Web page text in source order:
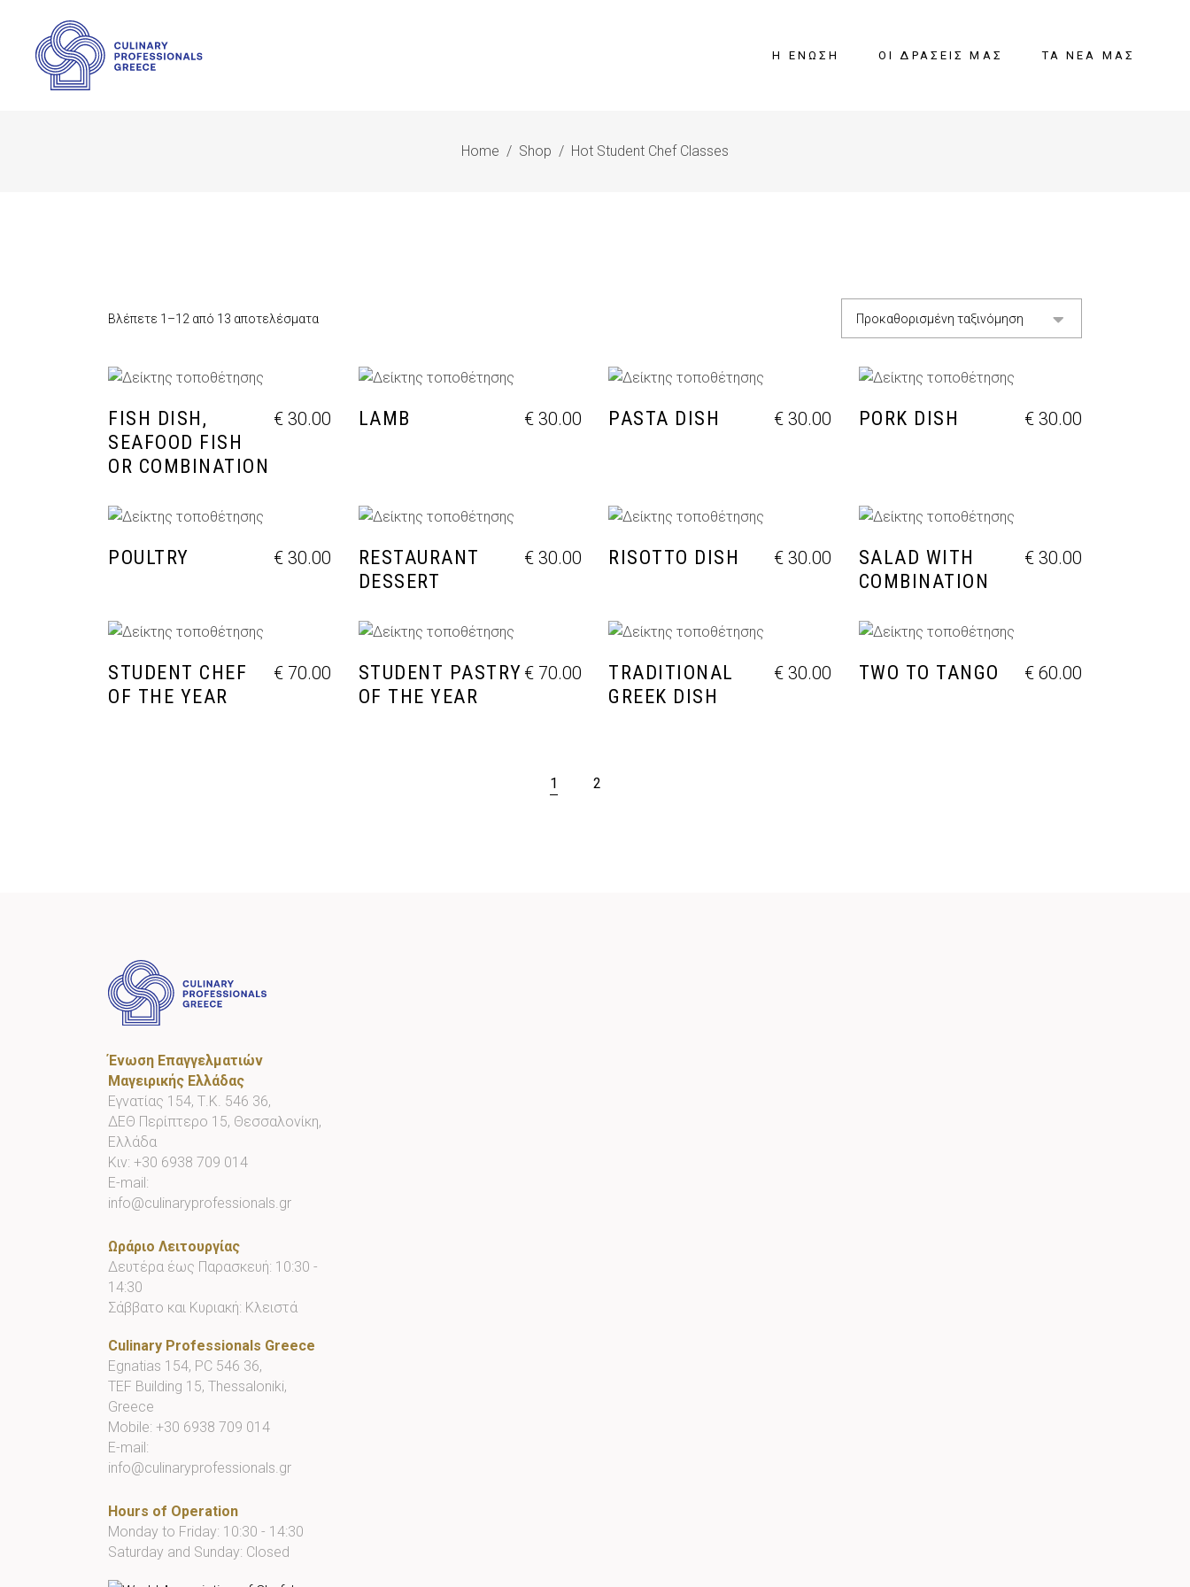
Η ΈΝΩΣΗ ΟΙ ΔΡΆΣΕΙΣ ΜΑΣ ΤΑ ΝΈΑ ΜΑΣ
Home / Shop / Hot Student Chef Classes
Βλέπετε 1–12 από 13 αποτελέσματα Προκαθορισμένη ταξινόμηση
ΠΡΟΣΘΉΚΗ ΣΤΟ ΚΑΛΆΘΙ
FISH DISH,
SEAFOOD FISH
OR COMBINATION
€ 30.00
ΠΡΟΣΘΉΚΗ ΣΤΟ ΚΑΛΆΘΙ
LAMB €30.00
ΠΡΟΣΘΉΚΗ ΣΤΟ ΚΑΛΆΘΙ
PASTA DISH € 30.00
ΠΡΟΣΘΉΚΗ ΣΤΟ ΚΑΛΆΘΙ
PORK DISH €30.00
ΠΡΟΣΘΉΚΗ ΣΤΟ ΚΑΛΆΘΙ
POULTRY € 30.00
ΠΡΟΣΘΉΚΗ ΣΤΟ ΚΑΛΆΘΙ
RESTAURANT
DESSERT
€30.00
ΠΡΟΣΘΉΚΗ ΣΤΟ ΚΑΛΆΘΙ
RISOTTO DISH € 30.00
ΠΡΟΣΘΉΚΗ ΣΤΟ ΚΑΛΆΘΙ
SALAD WITH
COMBINATION
€30.00
ΠΡΟΣΘΉΚΗ ΣΤΟ ΚΑΛΆΘΙ
STUDENT CHEF
OF THE YEAR
€ 70.00
ΠΡΟΣΘΉΚΗ ΣΤΟ ΚΑΛΆΘΙ
STUDENT PASTRY
OF THE YEAR
€70.00
ΠΡΟΣΘΉΚΗ ΣΤΟ ΚΑΛΆΘΙ
TRADITIONAL
GREEK DISH
€ 30.00
ΠΡΟΣΘΉΚΗ ΣΤΟ ΚΑΛΆΘΙ
TWO TO TANGO €60.00
1 2
Ένωση Επαγγελματιών
Μαγειρικής Ελλάδας
Εγνατίας 154, Τ.Κ. 546 36,
ΔΕΘ Περίπτερο 15, Θεσσαλονίκη,
Ελλάδα
Κιν: +30 6938 709 014
E-mail:
info@culinaryprofessionals.gr
Ωράριο Λειτουργίας
Δευτέρα έως Παρασκευή: 10:30 -
14:30
Σάββατο και Κυριακή: Κλειστά
Culinary Professionals Greece
Egnatias 154, PC 546 36,
TEF Building 15, Thessaloniki,
Greece
Mobile: +30 6938 709 014
E-mail:
info@culinaryprofessionals.gr
Hours of Operation
Monday to Friday: 10:30 - 14:30
Saturday and Sunday: Closed